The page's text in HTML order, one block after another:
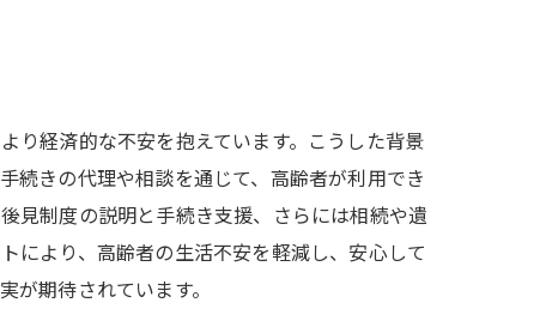
り経済的な不安を抱えています。こうした背景
続きの代理や相談を通じて、高齢者が利用でき
見制度の説明と手続き支援、さらには相続や遺
により、高齢者の生活不安を軽減し、安心して
が期待されています。